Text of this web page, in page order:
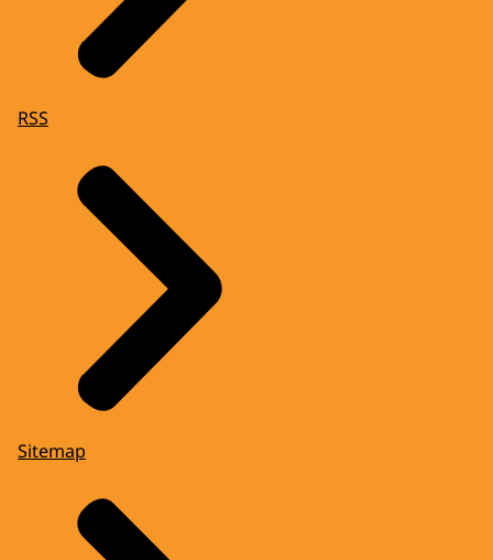
RSS
Sitemap